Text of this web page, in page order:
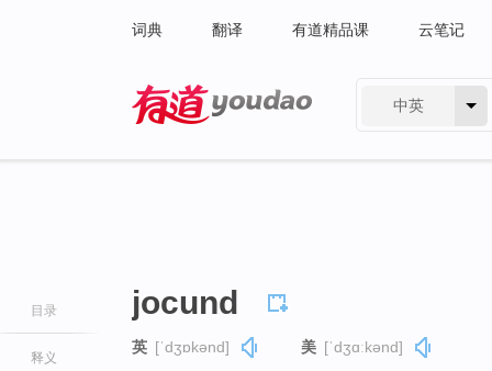
词典 翻译 有道精品课 云笔记
中英
目录
释义
jocund
英 [ˈdʒɒkənd] 美 [ˈdʒɑːkənd]